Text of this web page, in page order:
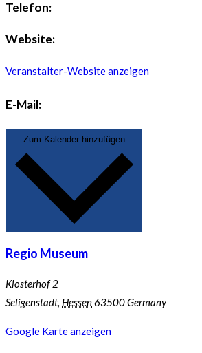
Telefon:
Website:
Veranstalter-Website anzeigen
E-Mail:
Regio Museum
Klosterhof 2
Seligenstadt, Hessen63500Germany
Google Karte anzeigen